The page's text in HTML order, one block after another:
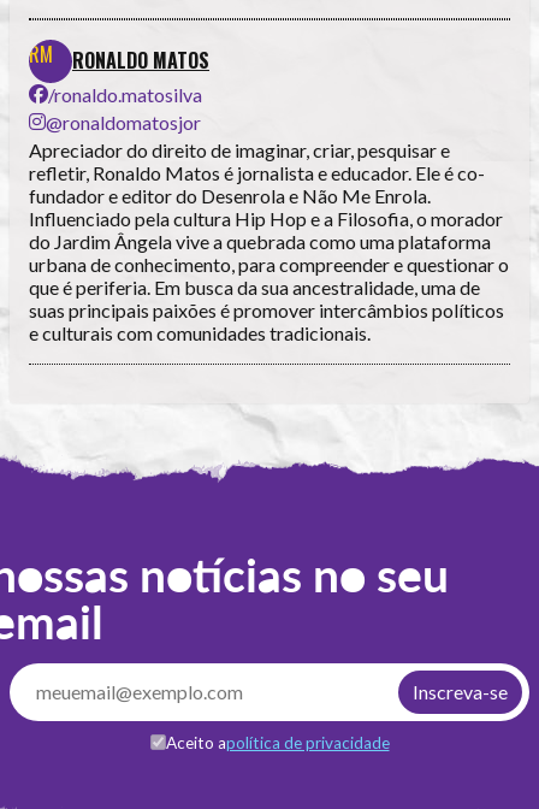
RONALDO MATOS
/ronaldo.matosilva
@ronaldomatosjor
Apreciador do direito de imaginar, criar, pesquisar e
refletir, Ronaldo Matos é jornalista e educador. Ele é co-
fundador e editor do Desenrola e Não Me Enrola.
Influenciado pela cultura Hip Hop e a Filosofia, o morador
do Jardim Ângela vive a quebrada como uma plataforma
urbana de conhecimento, para compreender e questionar o
que é periferia. Em busca da sua ancestralidade, uma de
suas principais paixões é promover intercâmbios políticos
e culturais com comunidades tradicionais.
notícias no seu
Aceito apolítica de privacidade